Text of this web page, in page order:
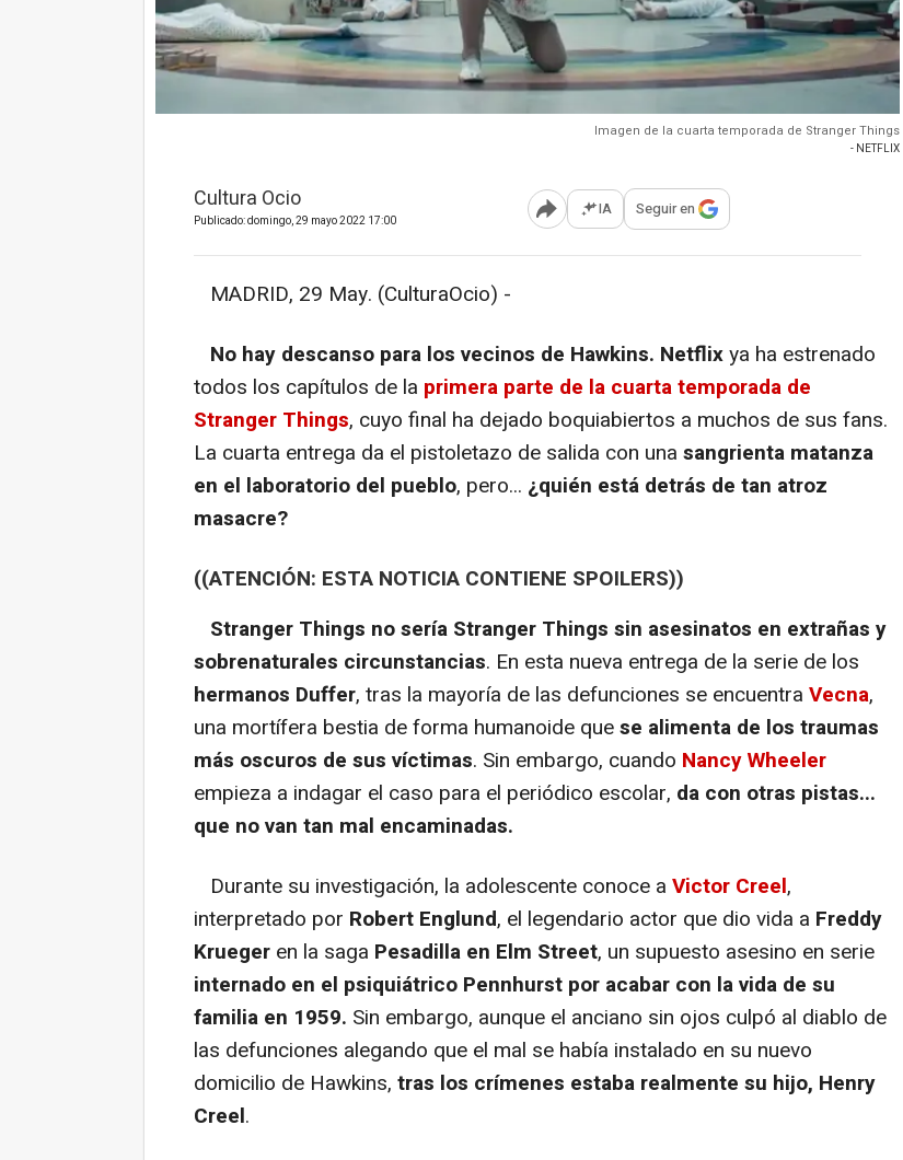
Imagen de la cuarta temporada de Stranger Things
- NETFLIX
Cultura Ocio
Publicado: domingo, 29 mayo 2022 17:00 Abrir opciones para compartir
IA Seguir en
MADRID, 29 May. (CulturaOcio) -
No hay descanso para los vecinos de Hawkins. Netflixya ha estrenado
todos los capítulos de la primera parte de la cuarta temporada de
Stranger Things, cuyo final ha dejado boquiabiertos a muchos de sus fans.
La cuarta entrega da el pistoletazo de salida con una sangrienta matanza
en el laboratorio del pueblo, pero... ¿quién está detrás de tan atroz
masacre?
((ATENCIÓN: ESTA NOTICIA CONTIENE SPOILERS))
Stranger Things no sería Stranger Things sin asesinatos en extrañas y
sobrenaturales circunstancias. En esta nueva entrega de la serie de los
hermanos Duffer, tras la mayoría de las defunciones se encuentra Vecna,
una mortífera bestia de forma humanoide quese alimenta de los traumas
más oscuros de sus víctimas. Sin embargo, cuando Nancy Wheeler
empieza a indagar el caso para el periódico escolar, da con otras pistas...
que no van tan mal encaminadas.
Durante su investigación, la adolescente conoce a Victor Creel,
interpretado por Robert Englund, el legendario actor que dio vida a Freddy
Krueger en la saga Pesadilla en Elm Street, un supuesto asesino en serie
internado en el psiquiátrico Pennhurst por acabar con la vida de su
familia en 1959. Sin embargo, aunque el anciano sin ojos culpó al diablo de
las defunciones alegando que el mal se había instalado en su nuevo
domicilio de Hawkins, tras los crímenes estaba realmente su hijo, Henry
Creel.